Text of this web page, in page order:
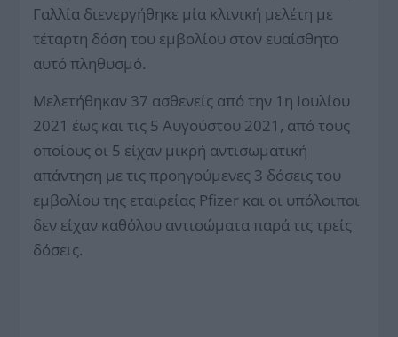
Γαλλία διενεργήθηκε μία κλινική μελέτη με
τέταρτη δόση του εμβολίου στον ευαίσθητο
αυτό πληθυσμό.
Μελετήθηκαν 37 ασθενείς από την 1η Ιουλίου
2021 έως και τις 5 Αυγούστου 2021, από τους
οποίους οι 5 είχαν μικρή αντισωματική
απάντηση με τις προηγούμενες 3 δόσεις του
εμβολίου της εταιρείας Pfizer και οι υπόλοιποι
δεν είχαν καθόλου αντισώματα παρά τις τρείς
δόσεις.